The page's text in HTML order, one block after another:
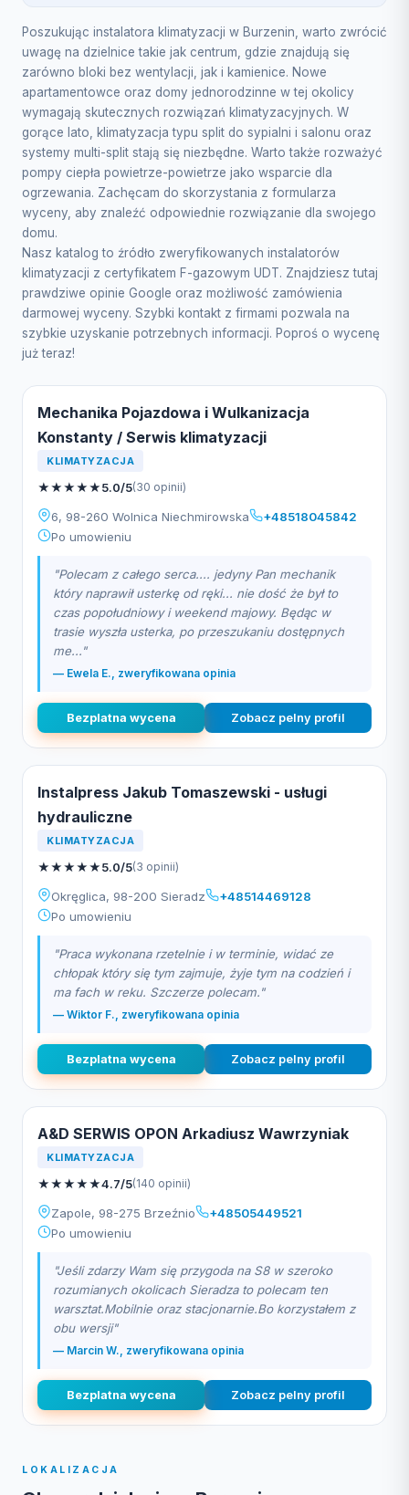
Poszukując instalatora klimatyzacji w Burzenin, warto zwrócić
uwagę na dzielnice takie jak centrum, gdzie znajdują się
zarówno bloki bez wentylacji, jak i kamienice. Nowe
apartamentowce oraz domy jednorodzinne w tej okolicy
wymagają skutecznych rozwiązań klimatyzacyjnych. W
gorące lato, klimatyzacja typu split do sypialni i salonu oraz
systemy multi-split stają się niezbędne. Warto także rozważyć
pompy ciepła powietrze-powietrze jako wsparcie dla
ogrzewania. Zachęcam do skorzystania z formularza
wyceny, aby znaleźć odpowiednie rozwiązanie dla swojego
domu.
Nasz katalog to źródło zweryfikowanych instalatorów
klimatyzacji z certyfikatem F-gazowym UDT. Znajdziesz tutaj
prawdziwe opinie Google oraz możliwość zamówienia
darmowej wyceny. Szybki kontakt z firmami pozwala na
szybkie uzyskanie potrzebnych informacji. Poproś o wycenę
już teraz!
Mechanika Pojazdowa i Wulkanizacja
Konstanty / Serwis klimatyzacji
KLIMATYZACJA
★★★★★5.0/5(30 opinii)
6, 98-260 Wolnica Niechmirowska
+48518045842
Po umowieniu
"Polecam z całego serca.... jedyny Pan mechanik
który naprawił usterkę od ręki... nie dość że był to
czas popołudniowy i weekend majowy. Będąc w
trasie wyszła usterka, po przeszukaniu dostępnych
me..."
— Ewela E., zweryfikowana opinia
Bezplatna wycena Zobacz pelny profil
Instalpress Jakub Tomaszewski - usługi
hydrauliczne
KLIMATYZACJA
★★★★★5.0/5(3 opinii)
Okręglica, 98-200 Sieradz
+48514469128
Po umowieniu
"Praca wykonana rzetelnie i w terminie, widać ze
chłopak który się tym zajmuje, żyje tym na codzień i
ma fach w reku. Szczerze polecam."
— Wiktor F., zweryfikowana opinia
Bezplatna wycena Zobacz pelny profil
A&D SERWIS OPON Arkadiusz Wawrzyniak
KLIMATYZACJA
★★★★★4.7/5(140 opinii)
Zapole, 98-275 Brzeźnio
+48505449521
Po umowieniu
"Jeśli zdarzy Wam się przygoda na S8 w szeroko
rozumianych okolicach Sieradza to polecam ten
warsztat.Mobilnie oraz stacjonarnie.Bo korzystałem z
obu wersji"
— Marcin W., zweryfikowana opinia
Bezplatna wycena Zobacz pelny profil
LOKALIZACJA